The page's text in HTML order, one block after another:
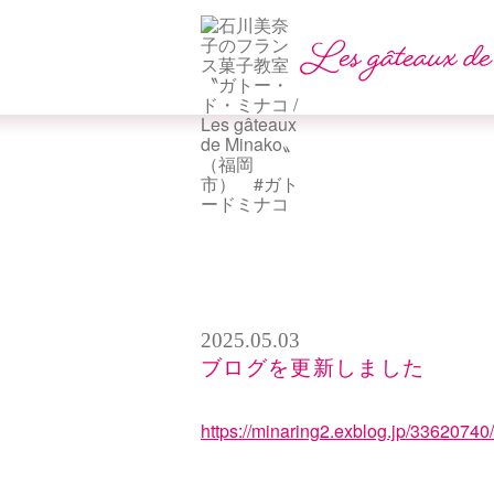
2025.05.03
ブログを更新しました
https://minaring2.exblog.jp/33620740/